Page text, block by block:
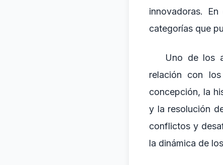
innovadoras.
categorías que
Uno de los
relación con
concepción, la
y la resolución
conflictos y
la dinámica de